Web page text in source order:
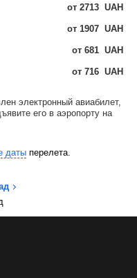
от 2713 UAH
от 1907 UAH
от 681 UAH
от 716 UAH
электронный авиабилет,
его в аэропорту на
даты перелета.